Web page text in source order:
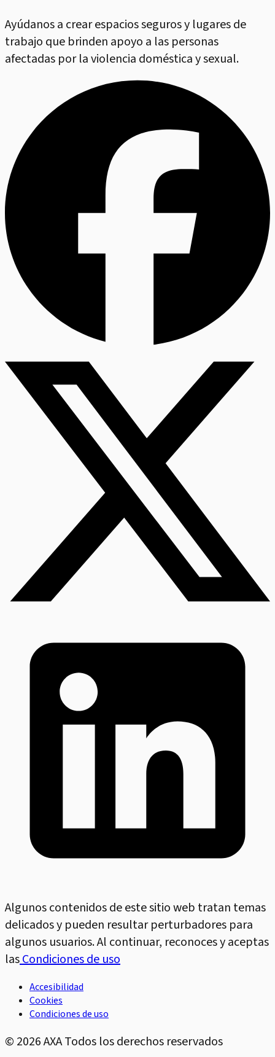
Ayúdanos a crear espacios seguros y lugares de
trabajo que brinden apoyo a las personas
afectadas por la violencia doméstica y sexual.
Algunos contenidos de este sitio web tratan temas
delicados y pueden resultar perturbadores para
algunos usuarios. Al continuar, reconoces y aceptas
lasCondiciones de uso
Accesibilidad
Cookies
Condiciones de uso
© 2026AXA Todos los derechos reservados